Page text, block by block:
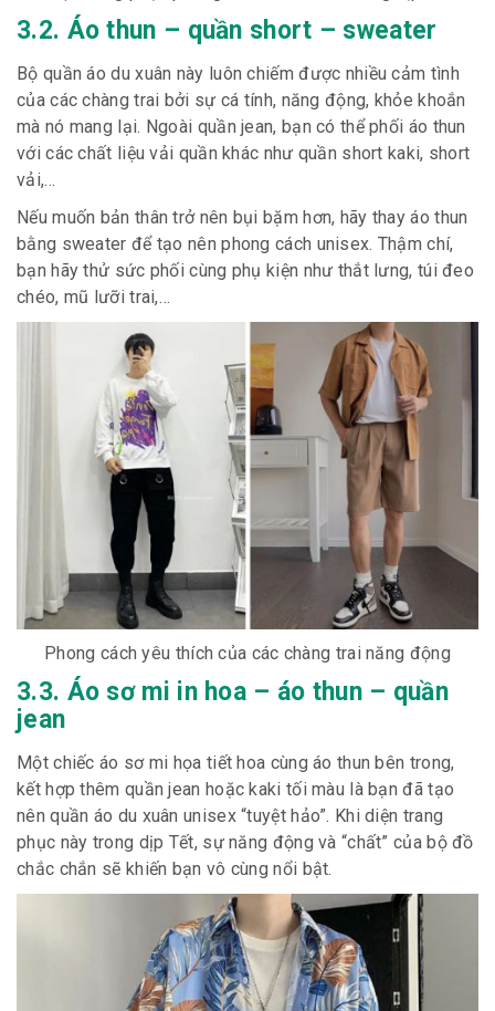
3.2. Áo thun – quần short – sweater
Bộ quần áo du xuân này luôn chiếm được nhiều cảm tình
của các chàng trai bởi sự cá tính, năng động, khỏe khoắn
mà nó mang lại. Ngoài quần jean, bạn có thể phối áo thun
với các chất liệu vải quần khác như quần short kaki, short
vải,…
Nếu muốn bản thân trở nên bụi bặm hơn, hãy thay áo thun
bằng sweater để tạo nên phong cách unisex. Thậm chí,
bạn hãy thử sức phối cùng phụ kiện như thắt lưng, túi đeo
chéo, mũ lưỡi trai,…
Phong cách yêu thích của các chàng trai năng động
3.3. Áo sơ mi in hoa – áo thun – quần
jean
Một chiếc áo sơ mi họa tiết hoa cùng áo thun bên trong,
kết hợp thêm quần jean hoặc kaki tối màu là bạn đã tạo
nên quần áo du xuân unisex “tuyệt hảo”. Khi diện trang
phục này trong dịp Tết, sự năng động và “chất” của bộ đồ
chắc chắn sẽ khiến bạn vô cùng nổi bật.